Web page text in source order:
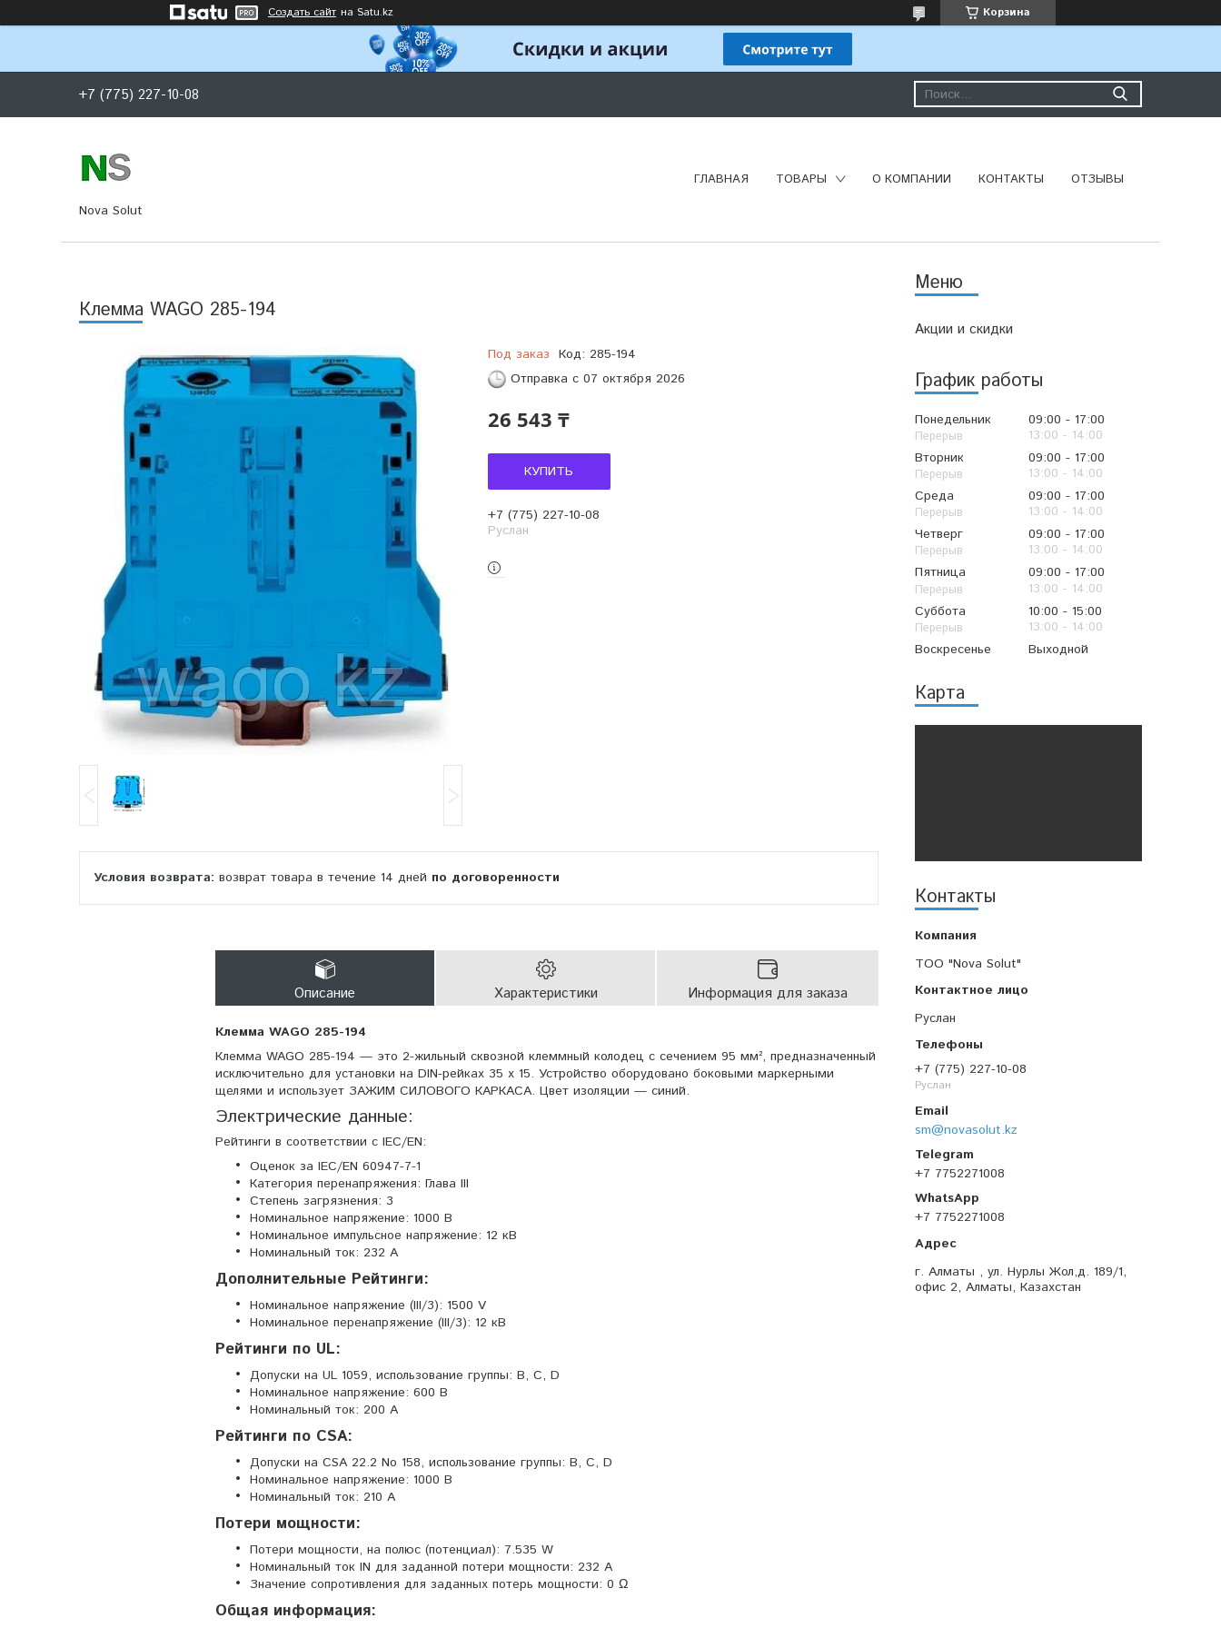
Создать сайт на Satu.kz Корзина
+7 (775) 227-10-08
Nova Solut
ГЛАВНАЯ ТОВАРЫ О КОМПАНИИ КОНТАКТЫ ОТЗЫВЫ
Акции и скидки
График работы
Понедельник 09:00
17:00
13:00
14:00
Вторник
09:00
17:00
13:00
14:00
Среда
09:00
17:00
13:00
14:00
Четверг
09:00
17:00
13:00
14:00
Пятница
09:00
17:00
13:00
14:00
Суббота
10:00
15:00
13:00
14:00
Воскресенье
Выходной
Карта
Контакты
TOO "Nova Solut"
Руслан
+7 (775) 227-10-08
Руслан
sm@novasolut.kz
+7 7752271008
+7 7752271008
г. Алматы , ул. Нурлы Жол,д. 189/1,
офис 2, Алматы, Казахстан
Клемма WAGO 285-194
Под заказ Код: 285-194
Отправка с 07 октября 2026
26 543 ₸
КУПИТЬ
+7 (775) 227-10-08
Руслан
возврат товара в течение 14 дней по договоренности
Описание Характеристики Информация для заказа
Клемма WAGO 285-194
Клемма WAGO 285-194 — это 2-жильный сквозной клеммный колодец с сечением 95 мм², предназначенный
исключительно для установки на DIN-рейках 35 x 15. Устройство оборудовано боковыми маркерными
щелями и использует ЗАЖИМ СИЛОВОГО КАРКАСА. Цвет изоляции — синий.
Электрические данные:
Рейтинги в соответствии с IEC/EN:
Оценок за IEC/EN 60947-7-1
Категория перенапряжения: Глава III
Степень загрязнения: 3
Номинальное напряжение: 1000 В
Номинальное импульсное напряжение: 12 кВ
Номинальный ток: 232 А
Дополнительные Рейтинги:
Номинальное напряжение (III/3): 1500 V
Номинальное перенапряжение (III/3): 12 кВ
Рейтинги по UL:
Допуски на UL 1059, использование группы: B, C, D
Номинальное напряжение: 600 В
Номинальный ток: 200 А
Рейтинги по CSA:
Допуски на CSA 22.2 No 158, использование группы: B, C, D
Номинальное напряжение: 1000 В
Номинальный ток: 210 А
Потери мощности:
Потери мощности, на полюс (потенциал): 7.535 W
Номинальный ток IN для заданной потери мощности: 232 A
Значение сопротивления для заданных потерь мощности: 0 Ω
Общая информация: